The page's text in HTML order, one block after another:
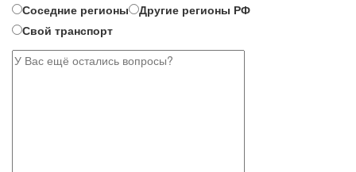
Соседние регионы
Другие регионы РФ
Свой транспорт